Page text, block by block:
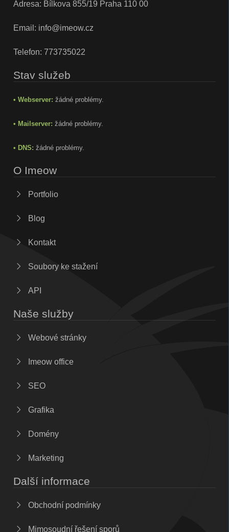
Adresa: Bílkova 855/19 Praha 110 00
Email: info@imeow.cz
Telefon: 773735022
Stav služeb
• Webserver: žádné problémy.
• Mailserver: žádné problémy.
• DNS: žádné problémy.
O Imeow
Portfolio
Blog
Kontakt
Soubory ke stažení
API
Naše služby
Webové stránky
Imeow office
SEO
Grafika
Domény
Marketing
Další informace
Obchodní podmínky
Mimosoudní řešení sporů